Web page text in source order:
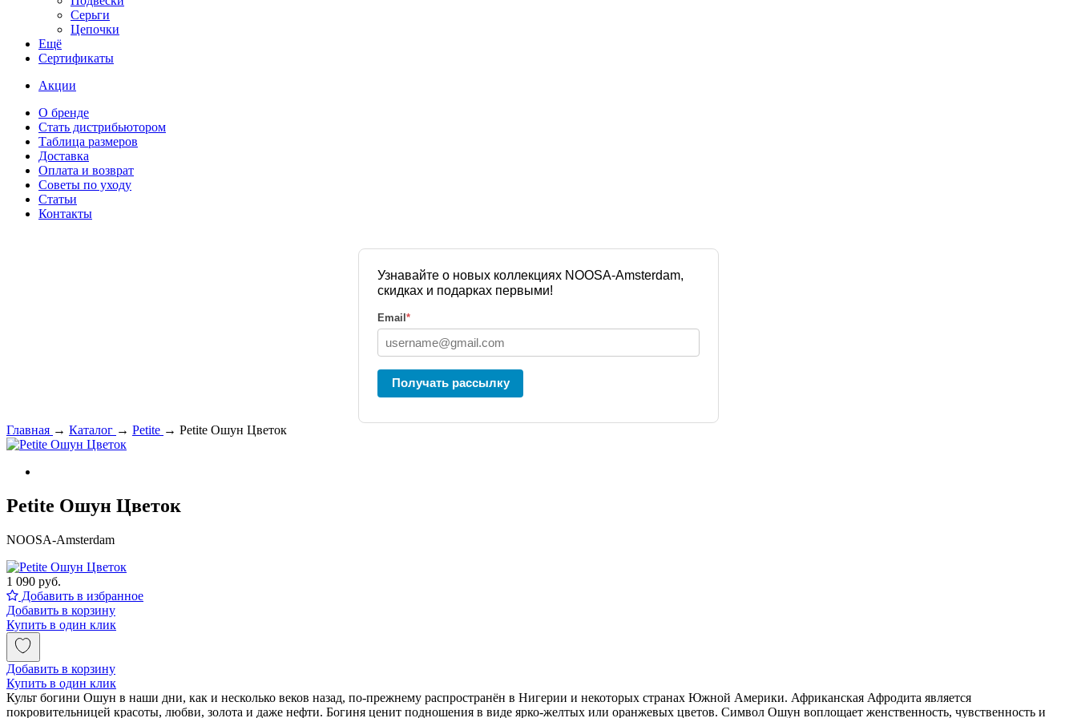
Серьги
Цепочки
Ещё
Сертификаты
Акции
О бренде
Стать дистрибьютором
Таблица размеров
Доставка
Оплата и возврат
Советы по уходу
Статьи
Контакты
Узнавайте о новых коллекциях NOOSA-Amsterdam,
скидках и подарках первыми!
Email *
Получать рассылку
Главная → Каталог → Petite → Petite Ошун Цветок
Petite Ошун Цветок
NOOSA-Amsterdam
1 090 руб.
Добавить в избранное
Добавить в корзину
Купить в один клик
Добавить в корзину
Купить в один клик
Культ богини Ошун в наши дни, как и несколько веков назад, по-прежнему распространён в Нигерии и некоторых странах Южной Америки. Африканская Афродита является
покровительницей красоты, любви, золота и даже нефти. Богиня ценит подношения в виде ярко-желтых или оранжевых цветов. Символ Ошун воплощает женственность, чувственность и